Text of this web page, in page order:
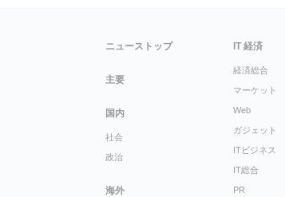
ニューストップ
主要
国内
社会
政治
海外
IT 経済
経済総合
マーケット
Web
ガジェット
ITビジネス
IT総合
PR